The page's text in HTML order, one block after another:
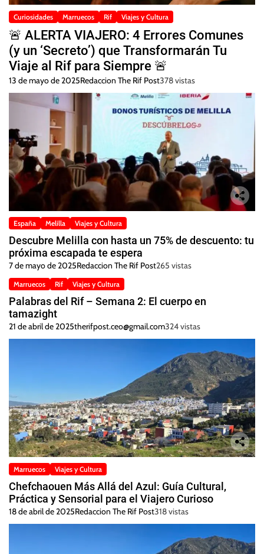
Curiosidades Marruecos Rif Viajes y Cultura
🚨 ALERTA VIAJERO: 4 Errores Comunes
(y un ‘Secreto’) que Transformarán Tu
Viaje al Rif para Siempre 🚨
13 de mayo de 2025Redaccion The Rif Post378 vistas
España Melilla Viajes y Cultura
Descubre Melilla con hasta un 75% de descuento: tu
próxima escapada te espera
7 de mayo de 2025Redaccion The Rif Post265 vistas
Marruecos Rif Viajes y Cultura
Palabras del Rif – Semana 2: El cuerpo en
tamazight
21 de abril de 2025therifpost.ceo@gmail.com324 vistas
Marruecos Viajes y Cultura
Chefchaouen Más Allá del Azul: Guía Cultural,
Práctica y Sensorial para el Viajero Curioso
18 de abril de 2025Redaccion The Rif Post318 vistas